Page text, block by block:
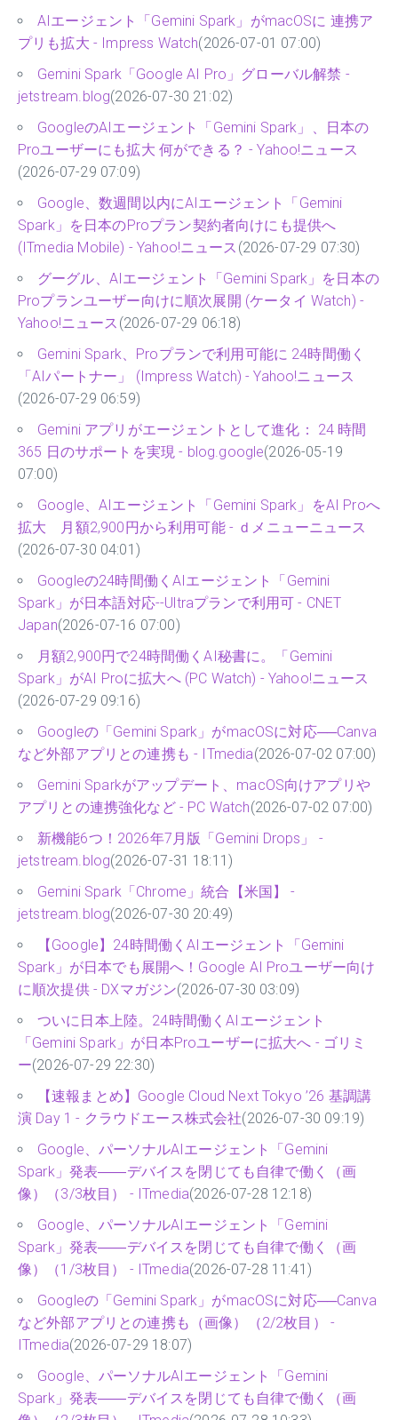
AIエージェント「Gemini Spark」がmacOSに 連携ア
プリも拡大 - Impress Watch(2026-07-01 07:00)
Gemini Spark「Google AI Pro」グローバル解禁 -
jetstream.blog(2026-07-30 21:02)
GoogleのAIエージェント「Gemini Spark」、日本の
Proユーザーにも拡大 何ができる？ - Yahoo!ニュース
(2026-07-29 07:09)
Google、数週間以内にAIエージェント「Gemini
Spark」を日本のProプラン契約者向けにも提供へ
(ITmedia Mobile) - Yahoo!ニュース (2026-07-29 07:30)
グーグル、AIエージェント「Gemini Spark」を日本の
Proプランユーザー向けに順次展開 (ケータイ Watch) -
Yahoo!ニュース (2026-07-29 06:18)
Gemini Spark、Proプランで利用可能に 24時間働く
「AIパートナー」 (Impress Watch) - Yahoo!ニュース
(2026-07-29 06:59)
Gemini アプリがエージェントとして進化： 24 時間
365 日のサポートを実現 - blog.google(2026-05-19
07:00)
Google、AIエージェント「Gemini Spark」をAI Proへ
拡大 月額2,900円から利用可能 - ｄメニューニュース
(2026-07-30 04:01)
Googleの24時間働くAIエージェント「Gemini
Spark」が日本語対応--Ultraプランで利用可 - CNET
Japan(2026-07-16 07:00)
月額2,900円で24時間働くAI秘書に。「Gemini
Spark」がAI Proに拡大へ (PC Watch) - Yahoo!ニュース
(2026-07-29 09:16)
Googleの「Gemini Spark」がmacOSに対応──Canva
など外部アプリとの連携も - ITmedia(2026-07-02 07:00)
Gemini Sparkがアップデート、macOS向けアプリや
アプリとの連携強化など - PC Watch(2026-07-02 07:00)
新機能6つ！2026年7月版「Gemini Drops」 -
jetstream.blog(2026-07-31 18:11)
Gemini Spark「Chrome」統合【米国】 -
jetstream.blog(2026-07-30 20:49)
【Google】24時間働くAIエージェント「Gemini
Spark」が日本でも展開へ！Google AI Proユーザー向け
に順次提供 - DXマガジン(2026-07-30 03:09)
ついに日本上陸。24時間働くAIエージェント
「Gemini Spark」が日本Proユーザーに拡大へ - ゴリミ
ー(2026-07-29 22:30)
【速報まとめ】Google Cloud Next Tokyo ’26 基調講
演 Day 1 - クラウドエース株式会社(2026-07-30 09:19)
Google、パーソナルAIエージェント「Gemini
Spark」発表――デバイスを閉じても自律で働く（画
像）（3/3枚目） - ITmedia(2026-07-28 12:18)
Google、パーソナルAIエージェント「Gemini
Spark」発表――デバイスを閉じても自律で働く（画
像）（1/3枚目） - ITmedia(2026-07-28 11:41)
Googleの「Gemini Spark」がmacOSに対応──Canva
など外部アプリとの連携も（画像）（2/2枚目） -
ITmedia(2026-07-29 18:07)
Google、パーソナルAIエージェント「Gemini
Spark」発表――デバイスを閉じても自律で働く（画